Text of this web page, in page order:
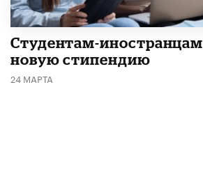
Студентам-
новую стипендию
24 МАРТА